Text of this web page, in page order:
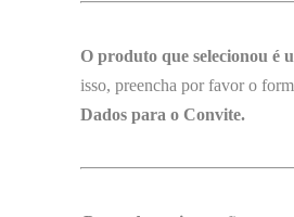
O produto que selecionou é
isso, preencha por favor o
Dados para o Convite.